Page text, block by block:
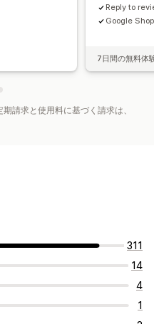
Reply to
Google
7日間の無料体
請求と使用料に基づく請求は、
311
14
4
1